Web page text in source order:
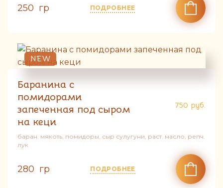
250 гр ПОДРОБНЕЕ
NEW
Баранина с
помидорами
запеченная под сыром
на кеци
750 руб.
баран. мякоть, помидоры, сыр сулугуни, раст. масло, репч.
лук
280 гр ПОДРОБНЕЕ